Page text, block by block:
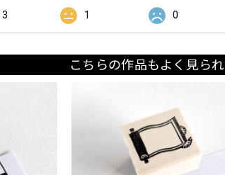
1 0
こちらの作品もよく見ら